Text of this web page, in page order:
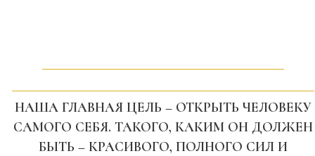
НАША ГЛАВНАЯ ЦЕЛЬ – ОТКРЫТЬ ЧЕЛОВЕКУ
САМОГО СЕБЯ. ТАКОГО, КАКИМ ОН ДОЛЖЕН
БЫТЬ – КРАСИВОГО, ПОЛНОГО СИЛ И